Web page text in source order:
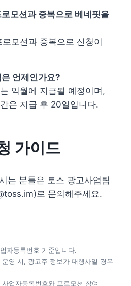
모션과 중복으로 베네핏을
모션과 중복으로 신청이
언제인가요?
익월에 지급될 예정이며,
은 지급 후 20일입니다.
가이드
는 분들은 토스 광고사업팀
로 문의해주세요.
자등록번호 기준입니다.
영 시, 광고주 정보가 대행사일 경우
업자등록번호와 프로모션 참여